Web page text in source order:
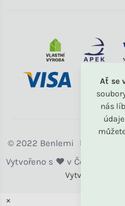
Ať se
nás
Vytvořili
Benlemi
×